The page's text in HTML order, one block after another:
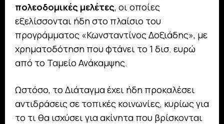
πολεοδομικές μελέτες, οι οποίες
εξελίσσονται ήδη στο πλαίσιο του
προγράμματος «Κωνσταντίνος Δοξιάδης», με
χρηματοδότηση που φτάνει το 1 δισ. ευρώ
από το Ταμείο Ανάκαμψης.
Ωστόσο, το Διάταγμα έχει ήδη προκαλέσει
αντιδράσεις σε τοπικές κοινωνίες, κυρίως για
το τι θα ισχύσει για ακίνητα που βρίσκονται